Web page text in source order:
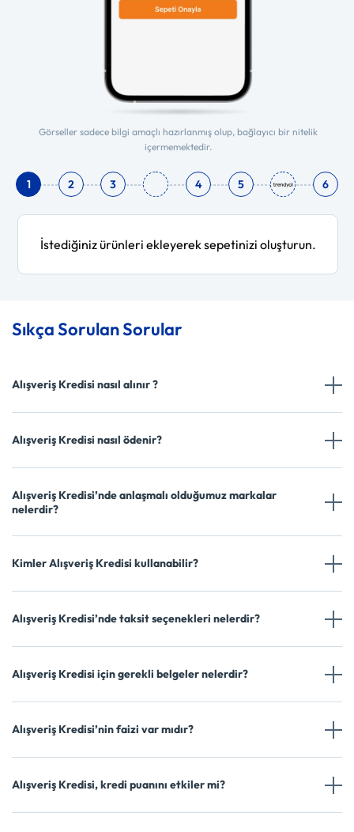
Görseller sadece bilgi amaçlı hazırlanmış olup, bağlayıcı bir nitelik
içermemektedir.
1 2 3 4 5 6
İstediğiniz ürünleri ekleyerek sepetinizi oluşturun.
Sıkça Sorulan Sorular
Alışveriş Kredisi nasıl alınır ?
Alışveriş Kredisi nasıl ödenir?
Alışveriş Kredisi’nde anlaşmalı olduğumuz markalar
nelerdir?
Kimler Alışveriş Kredisi kullanabilir?
Alışveriş Kredisi’nde taksit seçenekleri nelerdir?
Alışveriş Kredisi için gerekli belgeler nelerdir?
Alışveriş Kredisi’nin faizi var mıdır?
Alışveriş Kredisi, kredi puanını etkiler mi?